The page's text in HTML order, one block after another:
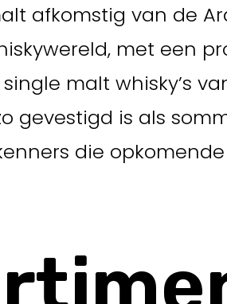
afkomstig van de
met een
malt whisky’s
gevestigd is als
die